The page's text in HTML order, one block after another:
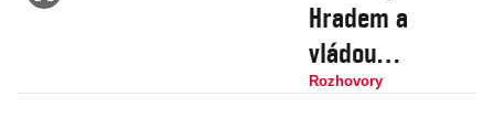
Hradem a
vládou
pokračují.
Rozhovory